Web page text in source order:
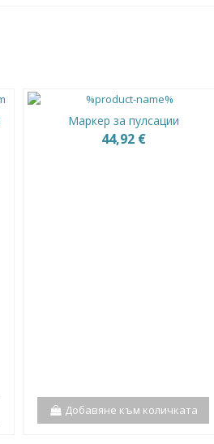
Маркер за пулсации
44,92 €
Добавяне към количката